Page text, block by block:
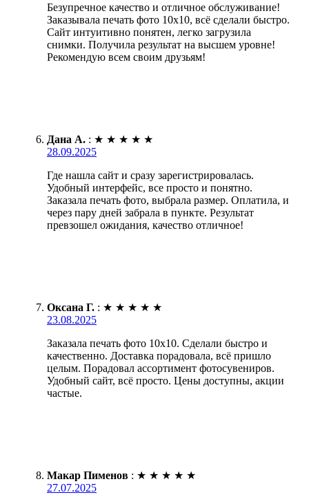
Безупречное качество и отличное обслуживание!
Заказывала печать фото 10х10, всё сделали быстро.
Сайт интуитивно понятен, легко загрузила
снимки. Получила результат на высшем уровне!
Рекомендую всем своим друзьям!
Дана А. : ★ ★ ★ ★ ★
28.09.2025
Где нашла сайт и сразу зарегистрировалась.
Удобный интерфейс, все просто и понятно.
Заказала печать фото, выбрала размер. Оплатила, и
через пару дней забрала в пункте. Результат
превзошел ожидания, качество отличное!
Оксана Г. : ★ ★ ★ ★ ★
23.08.2025
Заказала печать фото 10х10. Сделали быстро и
качественно. Доставка порадовала, всё пришло
целым. Порадовал ассортимент фотосувениров.
Удобный сайт, всё просто. Цены доступны, акции
частые.
Макар Пименов : ★ ★ ★ ★ ★
27.07.2025